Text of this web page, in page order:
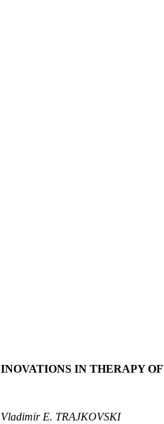
INOVATIONS IN THERAPY
Vladimir E. TRAJKOVSKI